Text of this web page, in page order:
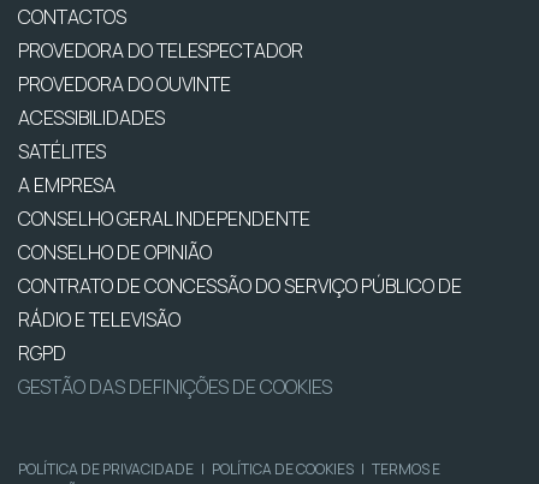
CONTACTOS
PROVEDORA DO TELESPECTADOR
PROVEDORA DO OUVINTE
ACESSIBILIDADES
SATÉLITES
A EMPRESA
CONSELHO GERAL INDEPENDENTE
CONSELHO DE OPINIÃO
CONTRATO DE CONCESSÃO DO SERVIÇO PÚBLICO DE
RÁDIO E TELEVISÃO
RGPD
GESTÃO DAS DEFINIÇÕES DE COOKIES
POLÍTICA DE PRIVACIDADE | POLÍTICA DE COOKIES | TERMOS E